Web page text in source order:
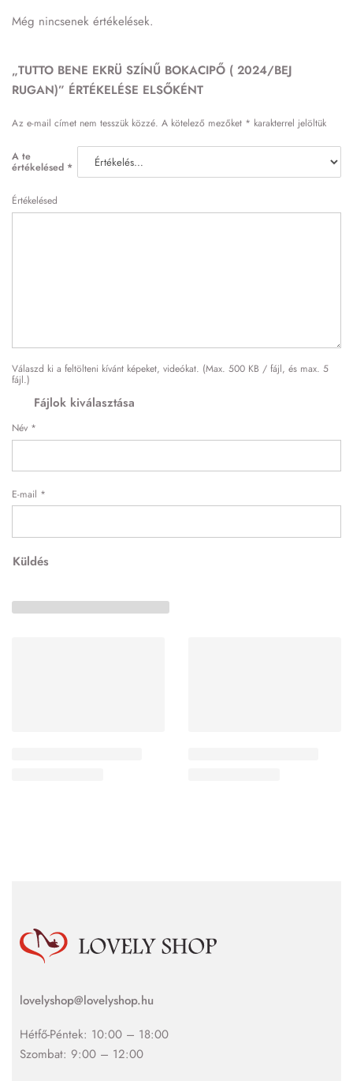
Még nincsenek értékelések.
„TUTTO BENE EKRÜ SZÍNŰ BOKACIPŐ ( 2024/BEJ
RUGAN)” ÉRTÉKELÉSE ELSŐKÉNT
Az e-mail címet nem tesszük közzé. A kötelező mezőket * karakterrel jelöltük
A te
értékelésed *
Értékelésed
Válaszd ki a feltölteni kívánt képeket, videókat. (Max. 500 KB / fájl, és max. 5
fájl.)
Fájlok kiválasztása
Név *
E-mail *
lovelyshop@lovelyshop.hu
Hétfő-Péntek: 10:00 – 18:00
Szombat: 9:00 – 12:00